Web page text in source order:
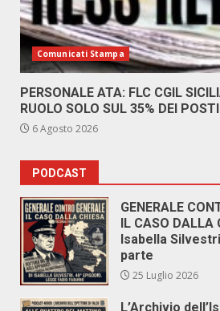
Comunicati Stampa
PERSONALE ATA: FLC CGIL
RUOLO SOLO SUL 35% DEI
6 Agosto 2026
PODCAST
GENERALE
IL CASO DALLA
Isabella
parte
25 Luglio 2026
L’Archivio